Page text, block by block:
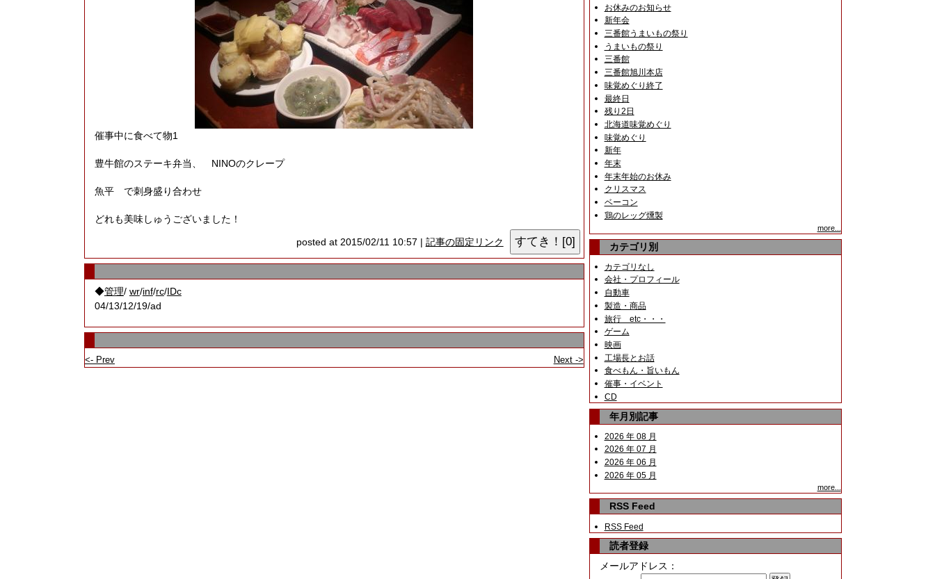
お休みのお知らせ
新年会
三番館うまいもの祭り
うまいもの祭り
三番館
三番館旭川本店
味覚めぐり終了
最終日
残り2日
北海道味覚めぐり
味覚めぐり
新年
年末
年末年始のお休み
クリスマス
ベーコン
鶏のレッグ燻製
more...
カテゴリ別
カテゴリなし
会社・プロフィール
自動車
製造・商品
旅行 etc・・・
ゲーム
映画
工場長とお話
食べもん・旨いもん
催事・イベント
CD
年月別記事
2026 年 08 月
2026 年 07 月
2026 年 06 月
2026 年 05 月
more...
RSS Feed
RSS Feed
読者登録
メールアドレス：
催事中に食べて物1
豊牛館のステーキ弁当、 NINOのクレープ
魚平 で刺身盛り合わせ
どれも美味しゅうございました！
posted at 2015/02/11 10:57 | 記事の固定リンク
◆管理/ wr/inf/rc/IDc
04/13/12/19/ad
<- Prev Next ->